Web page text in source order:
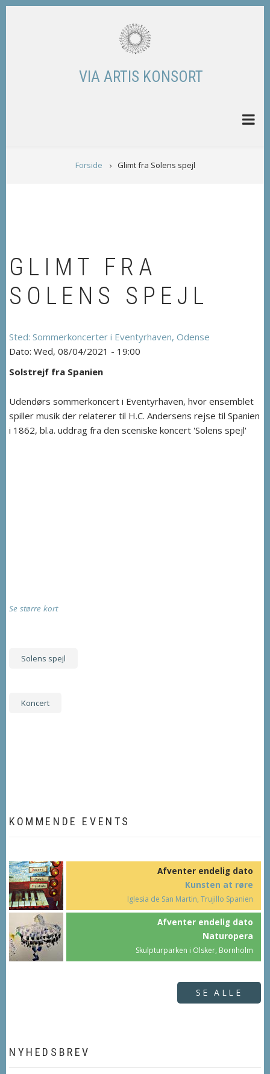
Skip
VIA ARTIS KONSORT
BREADCRUMB
Forside Glimt fra Solens spejl
GLIMT FRA
SOLENS SPEJL
Sommerkoncerter i Eventyrhaven, Odense
Wed, 08/04/2021 - 19:00
Solstrejf fra Spanien
Udendørs sommerkoncert i Eventyrhaven, hvor ensemblet
spiller musik der relaterer til H.C. Andersens rejse til Spanien
i 1862, bl.a. uddrag fra den sceniske koncert 'Solens spejl'
Se større kort
Solens spejl
Koncert
KOMMENDE EVENTS
Afventer endelig dato
Kunsten at røre
Iglesia de San Martin, Trujillo Spanien
Afventer endelig dato
Naturopera
Skulpturparken i Olsker, Bornholm
SE ALLE
NYHEDSBREV